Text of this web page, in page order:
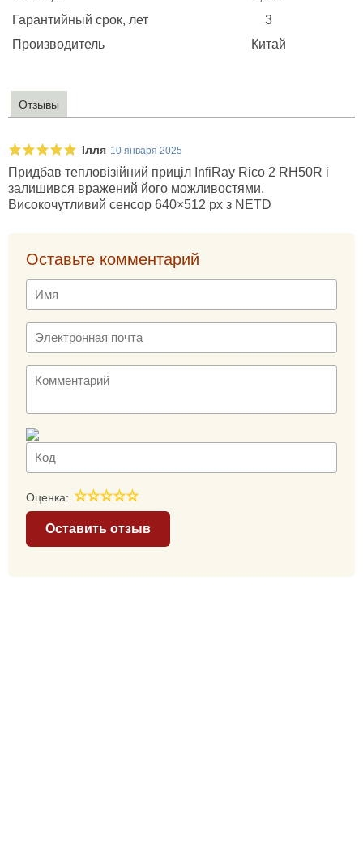
Гарантийный срок, лет
3
Производитель
Китай
Отзывы
Ілля 10 января 2025
Придбав тепловізійний приціл InfiRay Rico 2 RH50R і
залишився вражений його можливостями.
Високочутливий сенсор 640×512 px з NETD
Оставьте комментарий
Оценка:
Оставить отзыв